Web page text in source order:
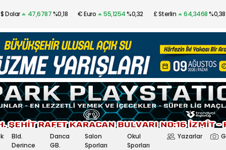
$ Dolar 47,6787%0,18 € Euro 55,1254%0,32 £ Sterlin 64,3468%0,38
Bld.
Derince
Darıca
GB.
Salon
Sporları
Okul
Sporları
Yazarlar